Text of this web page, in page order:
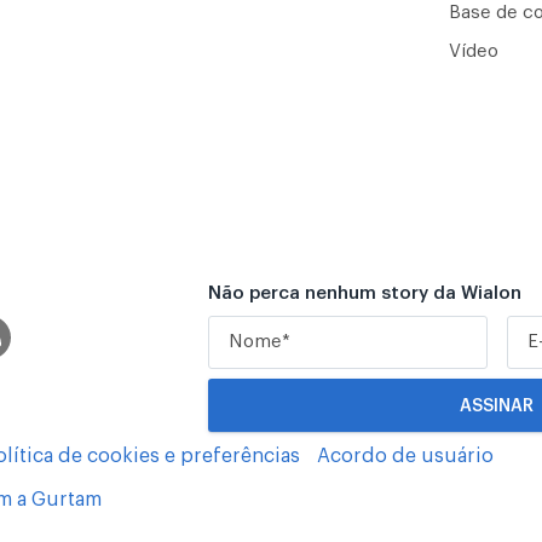
Base de
Vídeo
Não perca nenhum story da Wialon
de cookies e preferências Acordo de usuário
a Gurtam